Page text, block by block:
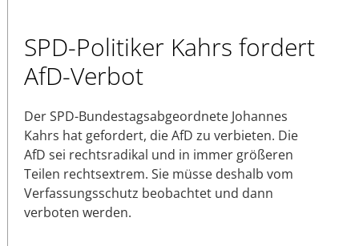
SPD-Politiker Kahrs fordert
AfD-Verbot
Der SPD-Bundestagsabgeordnete Johannes
Kahrs hat gefordert, die AfD zu verbieten. Die
AfD sei rechtsradikal und in immer größeren
Teilen rechtsextrem. Sie müsse deshalb vom
Verfassungsschutz beobachtet und dann
verboten werden.